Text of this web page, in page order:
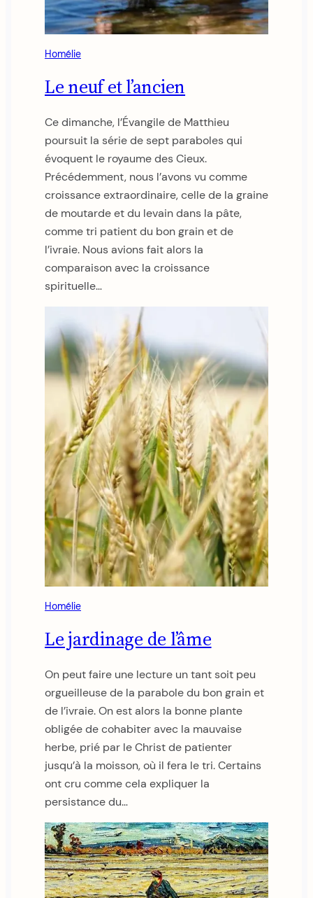
Homélie
Le neuf et l’ancien
Ce dimanche, l’Évangile de Matthieu
poursuit la série de sept paraboles qui
évoquent le royaume des Cieux.
Précédemment, nous l’avons vu comme
croissance extraordinaire, celle de la graine
de moutarde et du levain dans la pâte,
comme tri patient du bon grain et de
l’ivraie. Nous avions fait alors la
comparaison avec la croissance
spirituelle…
Homélie
Le jardinage de l’âme
On peut faire une lecture un tant soit peu
orgueilleuse de la parabole du bon grain et
de l’ivraie. On est alors la bonne plante
obligée de cohabiter avec la mauvaise
herbe, prié par le Christ de patienter
jusqu’à la moisson, où il fera le tri. Certains
ont cru comme cela expliquer la
persistance du…